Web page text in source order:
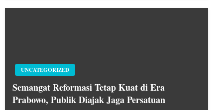
UNCATEGORIZED
Semangat Reformasi Tetap Kuat di Era
Prabowo, Publik Diajak Jaga Persatuan